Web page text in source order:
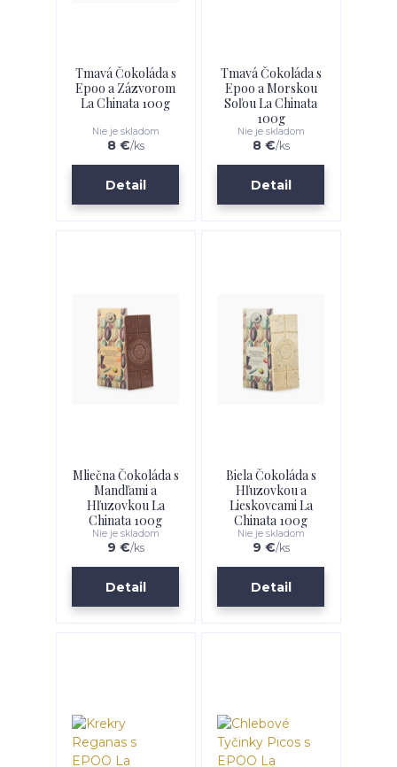
Tmavá Čokoláda s
Epoo a Zázvorom
La Chinata 100g
8 €/ks
Nie je skladom
Detail
Tmavá Čokoláda s
Epoo a Morskou
Soľou La Chinata
100g
8 €/ks
Nie je skladom
Detail
Mliečna Čokoláda s
Mandľami a
Hľuzovkou La
Chinata 100g
9 €/ks
Nie je skladom
Detail
Biela Čokoláda s
Hľuzovkou a
Lieskovcami La
Chinata 100g
9 €/ks
Nie je skladom
Detail